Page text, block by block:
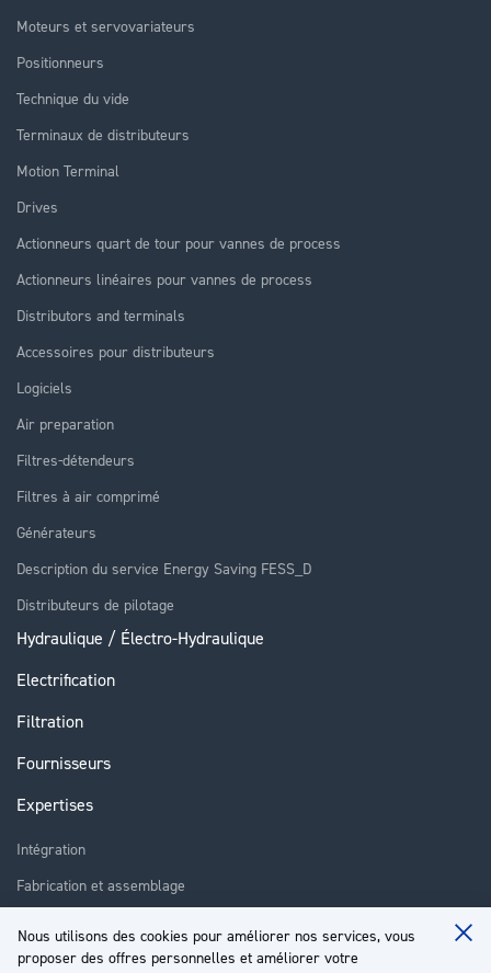
Nous utilisons des cookies pour améliorer nos services, vous
proposer des offres personnelles et améliorer votre
Moteurs et servovariateurs
Positionneurs
Technique du vide
Terminaux de distributeurs
Motion Terminal
Drives
Actionneurs quart de tour pour vannes de process
Actionneurs linéaires pour vannes de process
Distributors and terminals
Accessoires pour distributeurs
Logiciels
Air preparation
Filtres-détendeurs
Filtres à air comprimé
Générateurs
Description du service Energy Saving FESS_D
Distributeurs de pilotage
Hydraulique / Électro-Hydraulique
Electrification
Filtration
Fournisseurs
Expertises
Intégration
Fabrication et assemblage
Réparation